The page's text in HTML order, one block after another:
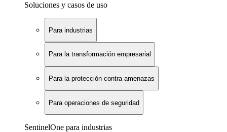
Soluciones y casos de uso
Para industrias
Para la transformación empresarial
Para la protección contra amenazas
Para operaciones de seguridad
SentinelOne para industrias